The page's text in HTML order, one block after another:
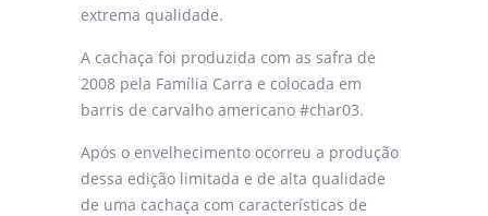
extrema qualidade.
A cachaça foi produzida com as safra de
2008 pela Família Carra e colocada em
barris de carvalho americano #char03.
Após o envelhecimento ocorreu a produção
dessa edição limitada e de alta qualidade
de uma cachaça com características de